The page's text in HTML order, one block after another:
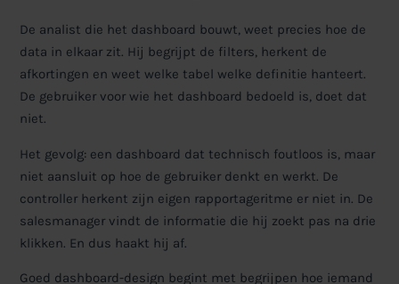
De analist die het dashboard bouwt, weet precies hoe de
data in elkaar zit. Hij begrijpt de filters, herkent de
afkortingen en weet welke tabel welke definitie hanteert.
De gebruiker voor wie het dashboard bedoeld is, doet dat
niet.
Het gevolg: een dashboard dat technisch foutloos is, maar
niet aansluit op hoe de gebruiker denkt en werkt. De
controller herkent zijn eigen rapportageritme er niet in. De
salesmanager vindt de informatie die hij zoekt pas na drie
klikken. En dus haakt hij af.
Goed dashboard-design begint met begrijpen hoe iemand